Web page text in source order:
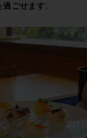
過ごせます。